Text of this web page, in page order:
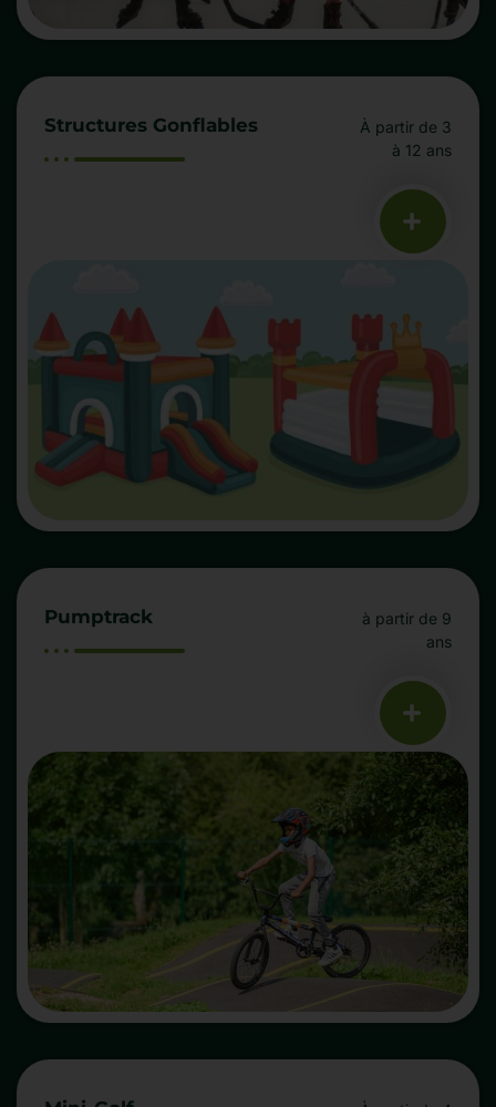
Structures Gonflables
À partir de 3
à 12 ans
Pumptrack
à partir de 9
ans